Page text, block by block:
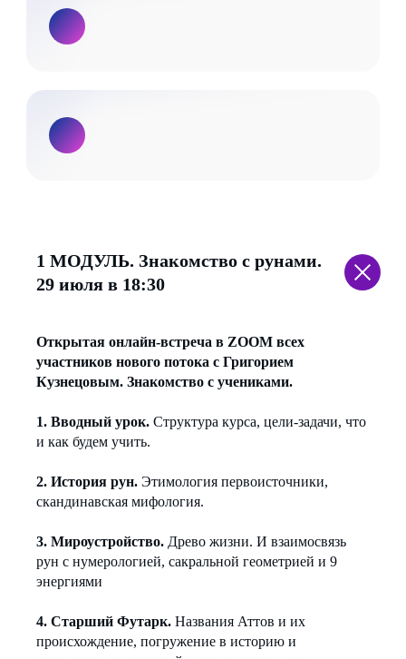
1 МОДУЛЬ. Знакомство с рунами.
29 июля в 18:30
Открытая онлайн-встреча в ZOOM всех
участников нового потока с Григорием
Кузнецовым. Знакомство с учениками.
1. Вводный урок. Структура курса, цели-задачи, что
и как будем учить.
2. История рун. Этимология первоисточники,
скандинавская мифология.
3. Мироустройство. Древо жизни. И взаимосвязь
рун с нумерологией, сакральной геометрией и 9
энергиями
4. Старший Футарк. Названия Аттов и их
происхождение, погружение в историю и